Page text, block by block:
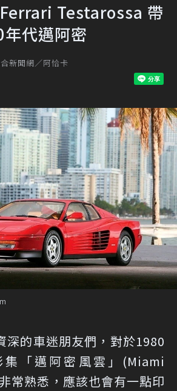
Testarossa 帶
代邁阿密
新聞網／阿恰卡
深的車迷朋友們，對於1980
「邁阿密風雲」(Miami
常熟悉，應該也會有一點印